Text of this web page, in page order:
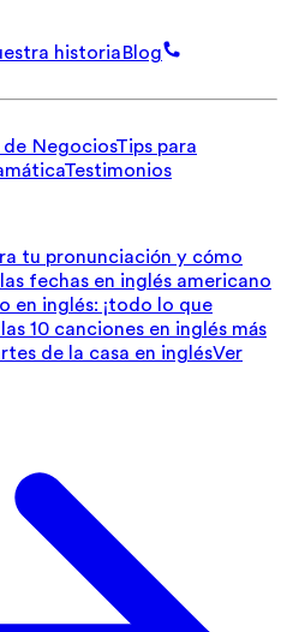
historiaBlog
de NegociosTips para
Testimonios
tu pronunciación y cómo
fechas en inglés americano
en inglés: ¡todo lo que
10 canciones en inglés más
de la casa en inglésVer